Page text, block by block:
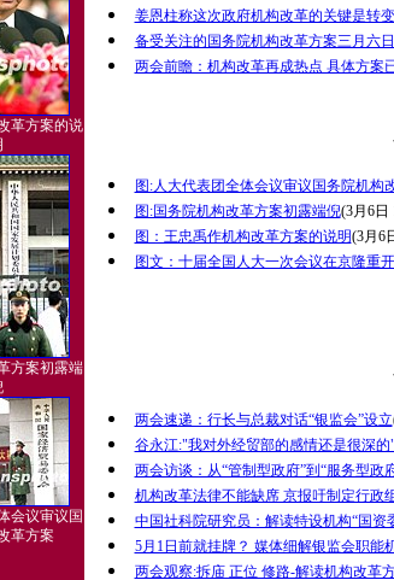
革方案的说
方案初露端
会议审议国
革方案
姜恩柱称这次政府机构改革的关键是转
备受关注的国务院机构改革方案三月六
两会前瞻：机构改革再成热点 具体方案
图:人大代表团全体会议审议国务院机构
图:国务院机构改革方案初露端倪(3月6日
图：王忠禹作机构改革方案的说明(3月6
图文：十届全国人大一次会议在京隆重
两会速递：行长与总裁对话“银监会”设立
谷永江:"我对外经贸部的感情还是很深的
两会访谈：从“管制型政府”到“服务型政
机构改革法律不能缺席 京报吁制定行政
中国社科院研究员：解读特设机构“国资
5月1日前就挂牌？ 媒体细解银监会职能
两会观察:拆庙 正位 修路-解读机构改革